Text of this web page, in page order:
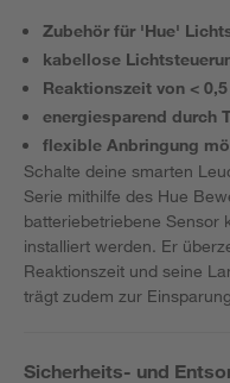
Zubehör für 'Hue'
kabellose
Reaktionszeit von <
energiesparend durch
flexible Anbringung
Schalte deine smarten
Serie mithilfe des Hue
batteriebetriebene Sensor
installiert werden. Er
Reaktionszeit und seine
trägt zudem zur
Sicherheits- und